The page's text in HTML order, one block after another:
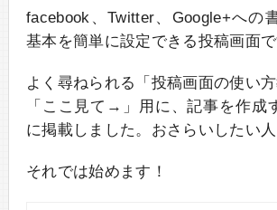
facebook、Twitter、Google+への
基本を簡単に設定できる投稿画面で
よく尋ねられる「投稿画面の使い方
「ここ見て→」用に、記事を作成
に掲載しました。おさらいしたい人
それでは始めます！